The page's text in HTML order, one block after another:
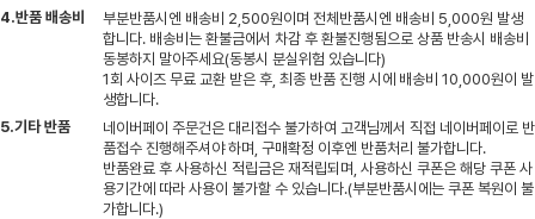
4.반품 배송비
부분반품시엔 배송비 2,500원이며 전체반품시엔 배송비 5,000원 발생
합니다. 배송비는 환불금에서 차감 후 환불진행됨으로 상품 반송시 배송비
동봉하지 말아주세요(동봉시 분실위험 있습니다)
1회 사이즈 무료 교환 받은 후, 최종 반품 진행 시에 배송비 10,000원이 발
생합니다.
5.기타 반품
네이버페이 주문건은 대리접수 불가하여 고객님께서 직접 네이버페이로 반
품접수 진행해주셔야 하며, 구매확정 이후엔 반품처리 불가합니다.
반품완료 후 사용하신 적립금은 재적립되며, 사용하신 쿠폰은 해당 쿠폰 사
용기간에 따라 사용이 불가할 수 있습니다.(부분반품시에는 쿠폰 복원이 불
가합니다.)